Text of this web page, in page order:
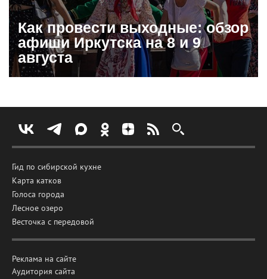
Как провести выходные: обзор
афиши Иркутска на 8 и 9
августа
Гид по сибирской кухне
Карта катков
Голоса города
Лесное озеро
Весточка с передовой
Реклама на сайте
Аудитория сайта